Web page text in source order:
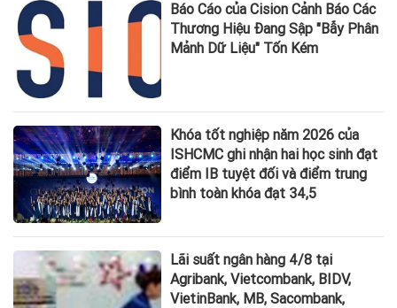
Báo Cáo của Cision Cảnh Báo Các
Thương Hiệu Đang Sập "Bẫy Phân
Mảnh Dữ Liệu" Tốn Kém
Khóa tốt nghiệp năm 2026 của
ISHCMC ghi nhận hai học sinh đạt
điểm IB tuyệt đối và điểm trung
bình toàn khóa đạt 34,5
Lãi suất ngân hàng 4/8 tại
Agribank, Vietcombank, BIDV,
VietinBank, MB, Sacombank,